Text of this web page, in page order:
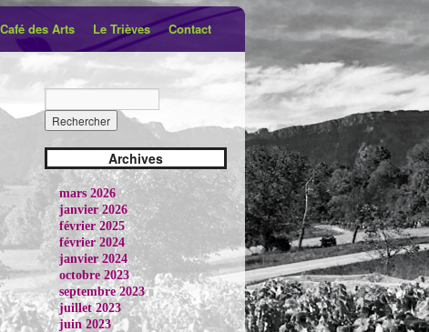
Café des Arts Le Trièves Contact
Archives
mars 2026
janvier 2026
février 2025
février 2024
janvier 2024
octobre 2023
septembre 2023
juillet 2023
juin 2023